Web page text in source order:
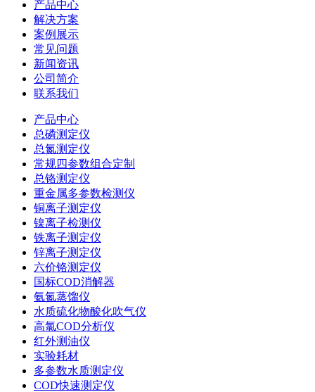
产品中心
解决方案
案例展示
常见问题
新闻资讯
公司简介
联系我们
产品中心
总磷测定仪
总氮测定仪
常规四参数组合定制
总铬测定仪
重金属多参数检测仪
铜离子测定仪
镍离子检测仪
铁离子测定仪
锌离子测定仪
六价铬测定仪
国标COD消解器
氨氮蒸馏仪
水质硫化物酸化吹气仪
高氯COD分析仪
红外测油仪
实验耗材
多参数水质测定仪
COD快速测定仪